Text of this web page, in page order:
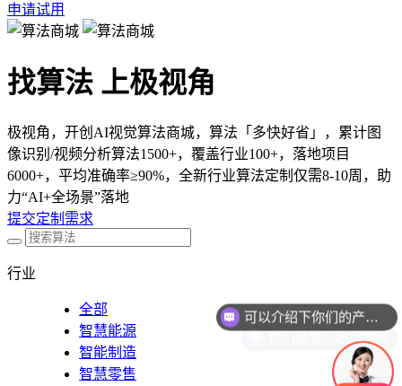
申请试用
找算法 上极视角
极视角，开创AI视觉算法商城，算法「多快好省」，累计图
像识别/视频分析算法1500+，覆盖行业100+，落地项目
6000+，平均准确率≥90%，全新行业算法定制仅需8-10周，助
力“AI+全场景”落地
提交定制需求
行业
全部
智慧能源
智能制造
智慧零售
你们是怎么收费的呢